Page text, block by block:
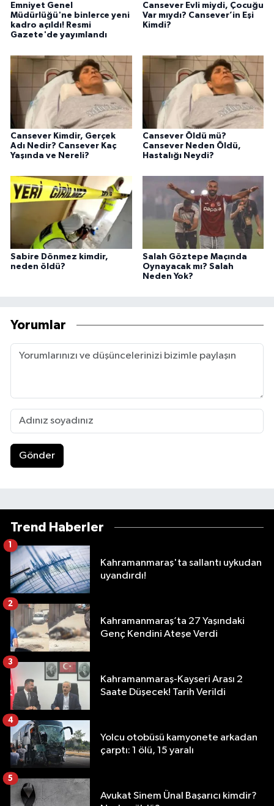
Emniyet Genel
Müdürlüğü'ne binlerce yeni
kadro açıldı! Resmi
Gazete'de yayımlandı
Cansever Evli miydi, Çocuğu
Var mıydı? Cansever’in Eşi
Kimdi?
Cansever Kimdir, Gerçek
Adı Nedir? Cansever Kaç
Yaşında ve Nereli?
Cansever Öldü mü?
Cansever Neden Öldü,
Hastalığı Neydi?
Sabire Dönmez kimdir,
neden öldü?
Salah Göztepe Maçında
Oynayacak mı? Salah
Neden Yok?
Yorumlar
Gönder
Trend Haberler
Kahramanmaraş'ta sallantı uykudan
uyandırdı!
Kahramanmaraş’ta 27 Yaşındaki
Genç Kendini Ateşe Verdi
2
Kahramanmaraş-Kayseri Arası 2
Saate Düşecek! Tarih Verildi
3
Yolcu otobüsü kamyonete arkadan
çarptı: 1 ölü, 15 yaralı
4
Avukat Sinem Ünal Başarıcı kimdir?
5